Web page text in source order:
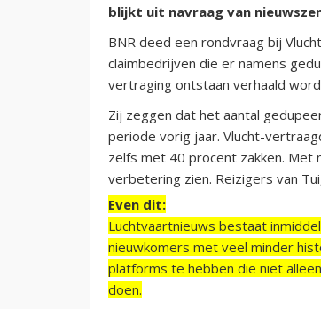
blijkt uit navraag van
BNR deed een rondvraag bij
claimbedrijven die er namens
vertraging ontstaan verhaald
Zij zeggen dat het aantal
periode vorig jaar. Vlucht-
zelfs met 40 procent zakken. Met
verbetering zien. Reizigers van
Even dit:
Luchtvaartnieuws bestaat
nieuwkomers met veel minder
platforms te hebben die niet
doen.